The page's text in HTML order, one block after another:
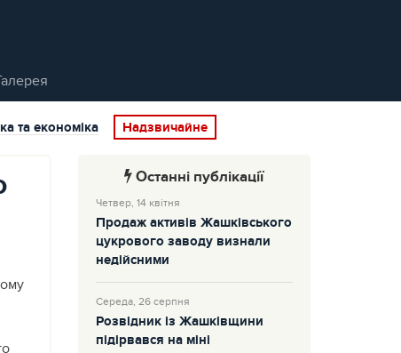
та економіка Надзвичайне
Останні публікації
Четвер, 14 квітня
Продаж активів Жашківського
цукрового заводу визнали
недійсними
Середа, 26 серпня
Розвідник із Жашківщини
підірвався на міні